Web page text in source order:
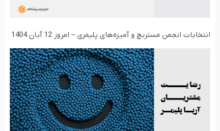
انتخابات انجمن مستربچ و آمیزه‌های پلیمری – امروز 12 آبان 1404